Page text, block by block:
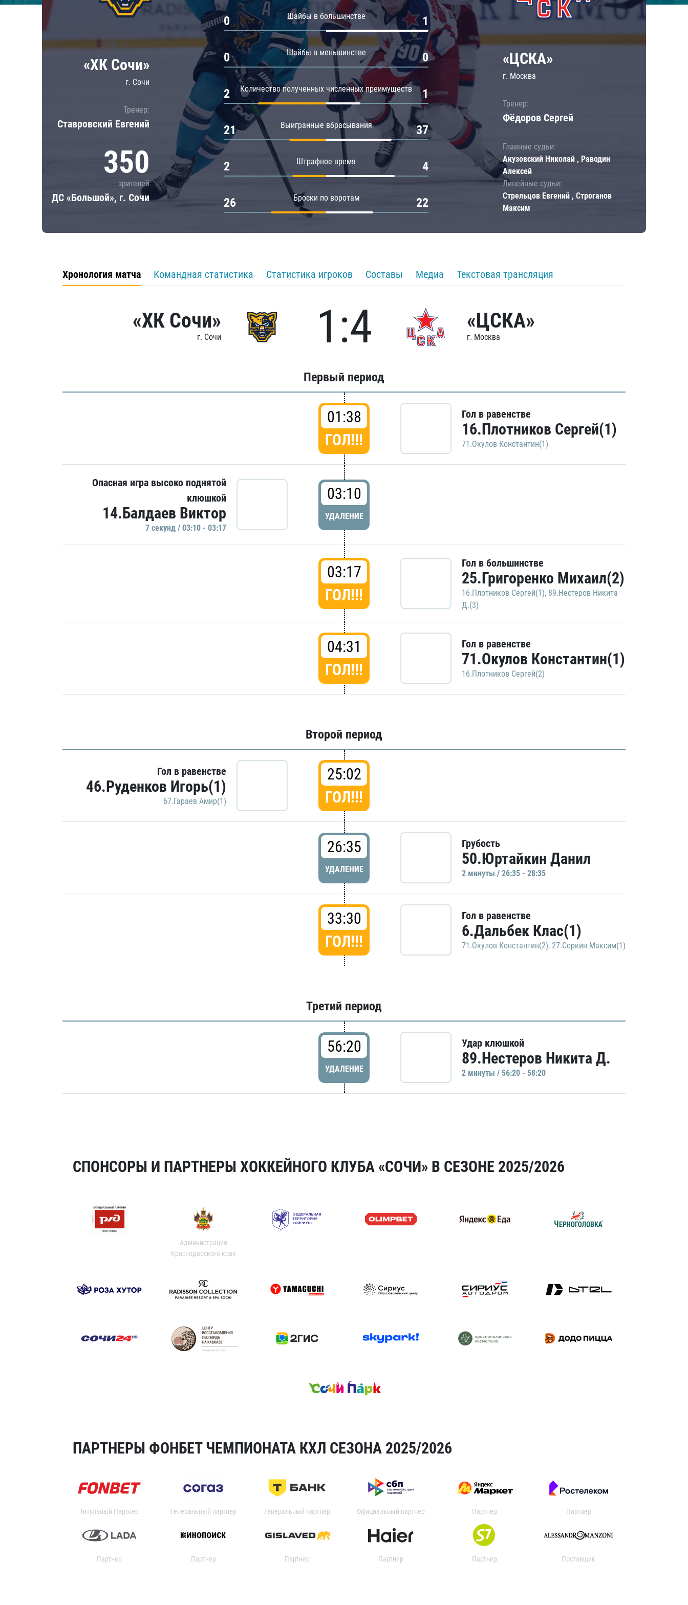
Локомотив
ЦСКА
Шанхайские Драконы
Амур
Барыс
Салават Юлаев
«ХК Сочи»
г. Сочи
Тренер:
Ставровский Евгений
350
зрителей
ДС «Большой», г. Сочи
Шайбы в большинстве
0 1
Шайбы в меньшинстве
0 0
Количество полученных численных преимуществ
2 1
Выигранные вбрасывания
21 37
Штрафное время
2 4
Броски по воротам
26 22
«ЦСКА»
г. Москва
Тренер:
Фёдоров Сергей
Главные судьи:
Акузовский Николай , Раводин
Алексей
Линейные судьи:
Стрельцов Евгений , Строганов
Максим
Хронология матча Командная статистика Статистика игроков Составы Медиа Текстовая трансляция
«ХК Сочи»
г. Сочи 1:4 «ЦСКА»
г. Москва
Первый период
01:38
ГОЛ!!!
Гол в равенстве
16.Плотников Сергей(1)
71.Окулов Константин(1)
Опасная игра высоко поднятой
клюшкой
14.Балдаев Виктор
7 секунд / 03:10 - 03:17
03:10
УДАЛЕНИЕ
03:17
ГОЛ!!!
Гол в большинстве
25.Григоренко Михаил(2)
16.Плотников Сергей(1), 89.Нестеров Никита
Д.(3)
04:31
ГОЛ!!!
Гол в равенстве
71.Окулов Константин(1)
16.Плотников Сергей(2)
Второй период
Гол в равенстве
46.Руденков Игорь(1)
67.Гараев Амир(1)
25:02
ГОЛ!!!
26:35
УДАЛЕНИЕ
Грубость
50.Юртайкин Данил
2 минуты / 26:35 - 28:35
33:30
ГОЛ!!!
Гол в равенстве
6.Дальбек Клас(1)
71.Окулов Константин(2), 27.Соркин Максим(1)
Третий период
56:20
УДАЛЕНИЕ
Удар клюшкой
89.Нестеров Никита Д.
2 минуты / 56:20 - 58:20
СПОНСОРЫ И ПАРТНЕРЫ ХОККЕЙНОГО КЛУБА «СОЧИ» В СЕЗОНЕ 2025/2026
Администрация
Краснодарского края
ПАРТНЕРЫ ФОНБЕТ ЧЕМПИОНАТА КХЛ СЕЗОНА 2025/2026
Титульный Партнер Генеральный партнер Генеральный партнер Официальный партнер Партнер Партнер
Партнер Партнер Партнер Партнер Партнер Поставщик